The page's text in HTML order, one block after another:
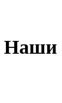
Наши